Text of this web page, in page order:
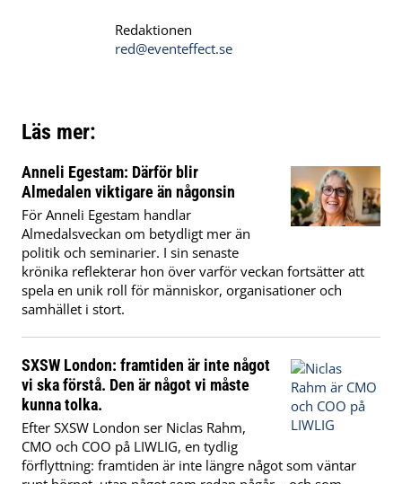
Redaktionen
red@eventeffect.se
Läs mer:
Anneli Egestam: Därför blir
Almedalen viktigare än någonsin
För Anneli Egestam handlar
Almedalsveckan om betydligt mer än
politik och seminarier. I sin senaste
krönika reflekterar hon över varför veckan fortsätter att
spela en unik roll för människor, organisationer och
samhället i stort.
SXSW London: framtiden är inte något
vi ska förstå. Den är något vi måste
kunna tolka.
Efter SXSW London ser Niclas Rahm,
CMO och COO på LIWLIG, en tydlig
förflyttning: framtiden är inte längre något som väntar